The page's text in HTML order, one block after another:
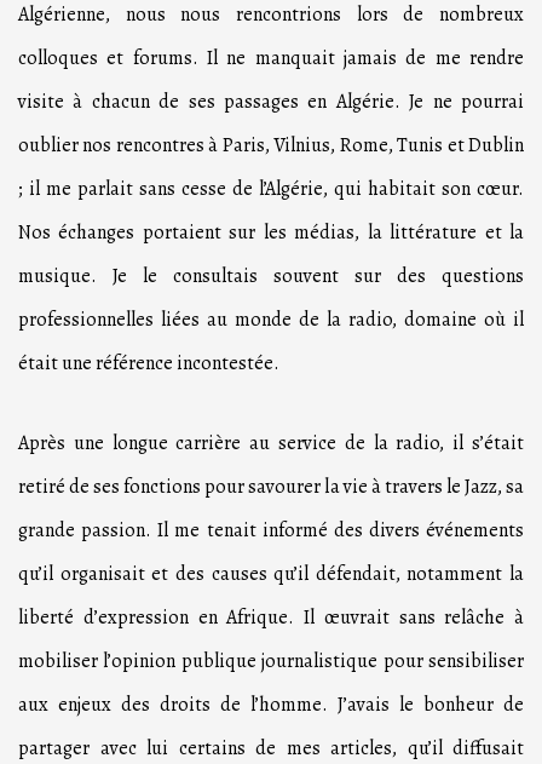
Algérienne, nous nous rencontrions lors de nombreux
colloques et forums. Il ne manquait jamais de me rendre
visite à chacun de ses passages en Algérie. Je ne pourrai
oublier nos rencontres à Paris, Vilnius, Rome, Tunis et Dublin
; il me parlait sans cesse de l’Algérie, qui habitait son cœur.
Nos échanges portaient sur les médias, la littérature et la
musique. Je le consultais souvent sur des questions
professionnelles liées au monde de la radio, domaine où il
était une référence incontestée.
Après une longue carrière au service de la radio, il s’était
retiré de ses fonctions pour savourer la vie à travers le Jazz, sa
grande passion. Il me tenait informé des divers événements
qu’il organisait et des causes qu’il défendait, notamment la
liberté d’expression en Afrique. Il œuvrait sans relâche à
mobiliser l’opinion publique journalistique pour sensibiliser
aux enjeux des droits de l’homme. J’avais le bonheur de
partager avec lui certains de mes articles, qu’il diffusait